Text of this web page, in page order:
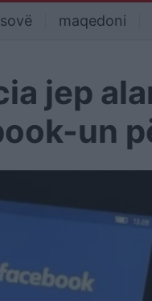
maqedoni
jep
un